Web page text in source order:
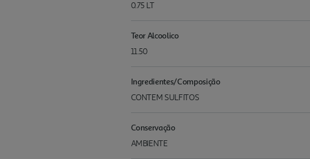
0.75 LT
Teor Alcoolico
11.50
Ingredientes/Composição
CONTEM SULFITOS
Conservação
AMBIENTE